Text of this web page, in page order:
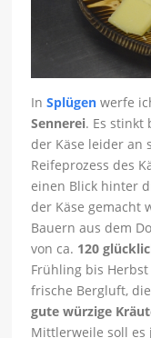
InSplügen werfe
Sennerei. Es stinkt
der Käse leider an
Reifeprozess des
einen Blick hinter
der Käse gemacht
Bauern aus dem
von ca. 120
Frühling bis
frische Bergluft,
gute würzige
Mittlerweile soll es